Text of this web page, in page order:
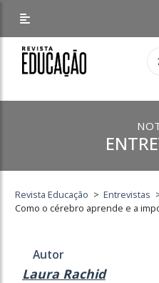
Revista Educação > Entrevistas
Como o cérebro aprende e a
Autor
Laura Rachid